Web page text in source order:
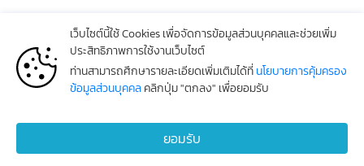
เว็บไซต์นี้ใช้ Cookies เพื่อจัดการข้อมูลส่วนบุคคลและช่วยเพิ่ม
ประสิทธิภาพการใช้งานเว็บไซต์
ท่านสามารถศึกษารายละเอียดเพิ่มเติมได้ที่นโยบายการคุ้มครอง
ข้อมูลส่วนบุคคลคลิกปุ่ม "ตกลง" เพื่อยอมรับ
ยอมรับ